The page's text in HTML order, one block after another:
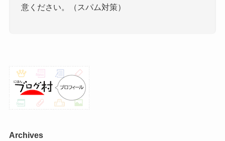
意ください。（スパム対策）
Archives